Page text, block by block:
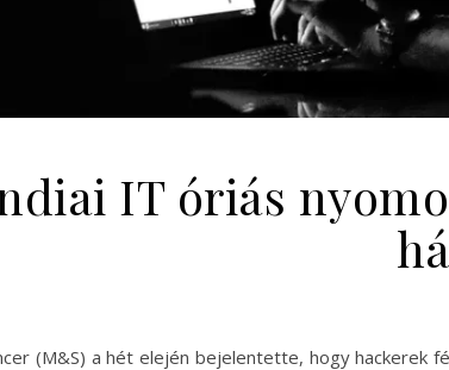
IT óriás
(M&S) a hét elején bejelentette, hogy hackerek